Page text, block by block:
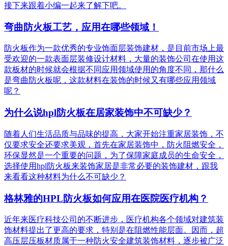
接下来跟着小编一起来了解下吧。
弯曲防火板工艺，应用在哪些领域！
防火板作为一款优秀的专业饰面层装饰建材，是目前市场上最
受欢迎的一款表面层装修设计材料，大量的装饰公司在使用这
款板材的时候就会根据不同应用领域使用的角度不同，那什么
是弯曲防火板呢，这款材料在装饰的时候又有哪些应用领域
呢？
为什么说hpl防火板在居家装饰中不可缺少？
随着人们生活品质与品味的提高，大家开始注重家居装饰，不
仅要求安全还要求美观，首先在家居装饰中，防火阻燃安全，
环保显然是一个重要的问题，为了保障家庭成员的生命安全，
选择使用hpl防火板来装饰家居是非常必要的装饰建材，跟我
来看看这种材料为什么不可缺少？
格林雅的HPL防火板如何应用在医院医疗机构？
近年来医疗科技公司的不断进步，医疗机构各个领域对建筑装
饰材料提出了更高的要求，特别是在阻燃性能层面。因而，超
高压层压板材质属于一种防火安全建筑装饰材料，逐步被广泛